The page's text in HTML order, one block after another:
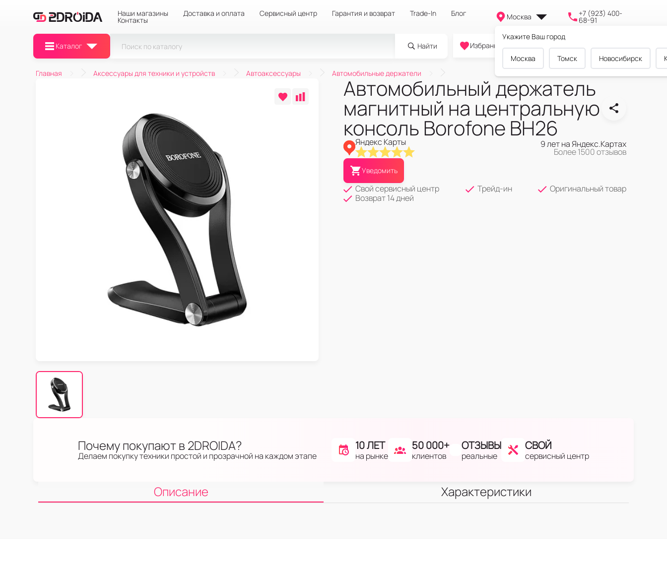
Наши магазины Доставка и оплата Сервисный центр Гарантия и возврат Trade-In Блог
Контакты Москва
Укажите Ваш город
Москва Томск Новосибирск
+7 (923) 400-
68-91
Каталог Найти
0
Избранное Cравнение Корзина
Главная Аксессуары для техники и устройств Автоаксессуары Автомобильные держатели
Автомобильный держатель
магнитный на центральную
консоль Borofone BH26
Яндекс Карты 9 лет на Яндекс.Картах
Более 1500 отзывов
Уведомить
Свой сервисный центр Трейд-ин
Оригинальный товар
Возврат 14 дней
Почему покупают в 2DROIDA?
Делаем покупку техники простой и прозрачной на каждом этапе
10 ЛЕТ
на рынке
50 000+
клиентов
ОТЗЫВЫ
реальные
СВОЙ
сервисный центр
Описание Характеристики